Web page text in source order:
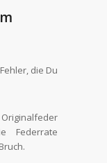
die Du
Federrate